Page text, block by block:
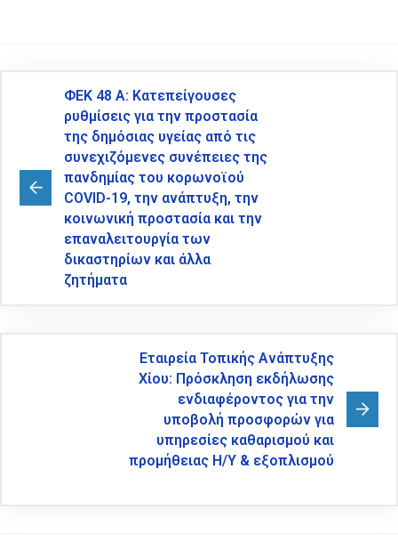
ΦΕΚ 48 Α: Κατεπείγουσες
ρυθμίσεις για την προστασία
της δημόσιας υγείας από τις
συνεχιζόμενες συνέπειες της
πανδημίας του κορωνοϊού
COVID-19, την ανάπτυξη, την
κοινωνική προστασία και την
επαναλειτουργία των
δικαστηρίων και άλλα
ζητήματα
Εταιρεία Τοπικής Ανάπτυξης
Χίου: Πρόσκληση εκδήλωσης
ενδιαφέροντος για την
υποβολή προσφορών για
υπηρεσίες καθαρισμού και
προμήθειας Η/Υ & εξοπλισμού